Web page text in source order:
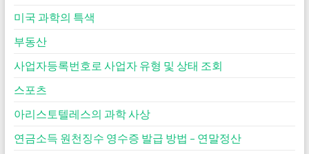
미국 과학의 특색
부동산
사업자등록번호로 사업자 유형 및 상태 조회
스포츠
아리스토텔레스의 과학 사상
연금소득 원천징수 영수증 발급 방법 – 연말정산